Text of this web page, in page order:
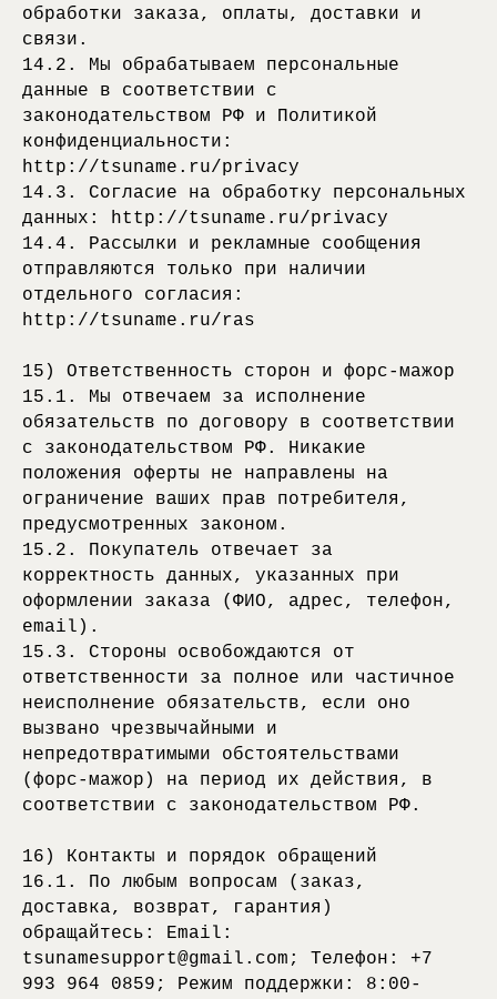
обработки заказа, оплаты, доставки и
связи.
14.2. Мы обрабатываем персональные
данные в соответствии с
законодательством РФ и Политикой
конфиденциальности:
http://tsuname.ru/privacy
14.3. Согласие на обработку персональных
данных: http://tsuname.ru/privacy
14.4. Рассылки и рекламные сообщения
отправляются только при наличии
отдельного согласия:
http://tsuname.ru/ras
15) Ответственность сторон и форс-мажор
15.1. Мы отвечаем за исполнение
обязательств по договору в соответствии
с законодательством РФ. Никакие
положения оферты не направлены на
ограничение ваших прав потребителя,
предусмотренных законом.
15.2. Покупатель отвечает за
корректность данных, указанных при
оформлении заказа (ФИО, адрес, телефон,
email).
15.3. Стороны освобождаются от
ответственности за полное или частичное
неисполнение обязательств, если оно
вызвано чрезвычайными и
непредотвратимыми обстоятельствами
(форс-мажор) на период их действия, в
соответствии с законодательством РФ.
16) Контакты и порядок обращений
16.1. По любым вопросам (заказ,
доставка, возврат, гарантия)
обращайтесь: Email:
tsunamesupport@gmail.com; Телефон: +7
993 964 0859; Режим поддержки: 8:00-